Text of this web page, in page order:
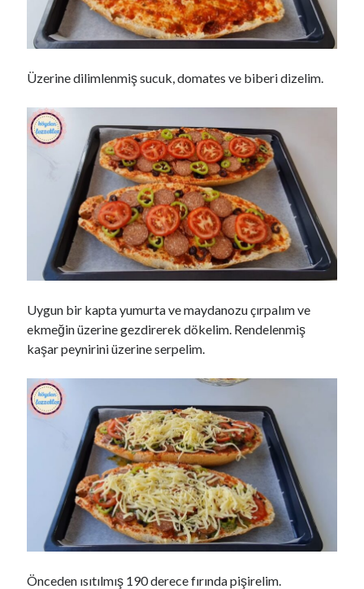
Üzerine dilimlenmiş sucuk, domates ve biberi dizelim.
Uygun bir kapta yumurta ve maydanozu çırpalım ve
ekmeğin üzerine gezdirerek dökelim. Rendelenmiş
kaşar peynirini üzerine serpelim.
Önceden ısıtılmış 190 derece fırında pişirelim.